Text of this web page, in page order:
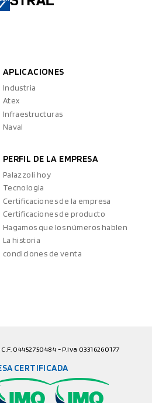
APLICACIONES
Industria
Atex
Infraestructuras
Naval
PERFIL DE LA EMPRESA
Palazzoli hoy
Tecnologia
Certificaciones de la empresa
Certificaciones de producto
Hagamos que los números hablen
La historia
condiciones de venta
04452750484 - P.iva 03316260177
CERTIFICADA